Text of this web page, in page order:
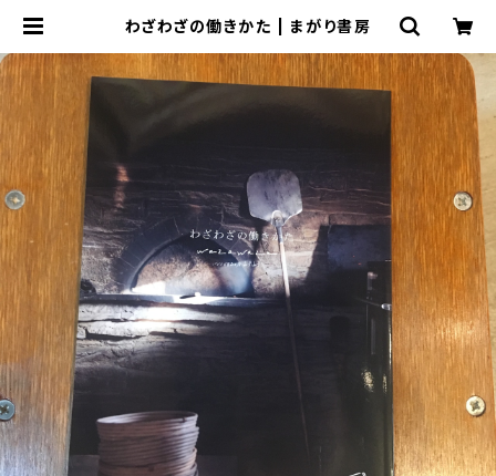
わざわざの働きかた | まがり書房